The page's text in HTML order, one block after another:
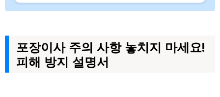
포장이사 주의 사항 놓치지 마세요!
피해 방지 설명서